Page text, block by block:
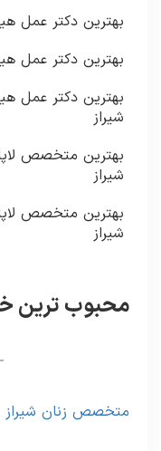
بهترین دکتر عمل
بهترین دکتر عمل
بهترین دکتر عمل
شیراز
بهترین متخصص
شیراز
بهترین متخصص
شیراز
محبوب ترین
متخصص زنان شیراز